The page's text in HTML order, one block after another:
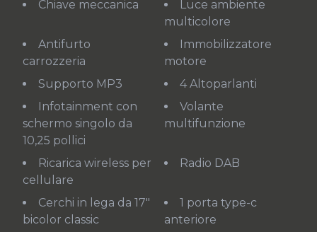
Chiave meccanica
Luce ambiente
multicolore
Antifurto
carrozzeria
Immobilizzatore
motore
Supporto MP3
4 Altoparlanti
Infotainment con
schermo singolo da
10,25 pollici
Volante
multifunzione
Ricarica wireless per
cellulare
Radio DAB
Cerchi in lega da 17"
bicolor classic
1 porta type-c
anteriore